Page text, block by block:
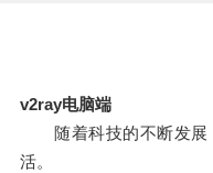
v2ray电脑端
随着科技的不断发展
活。